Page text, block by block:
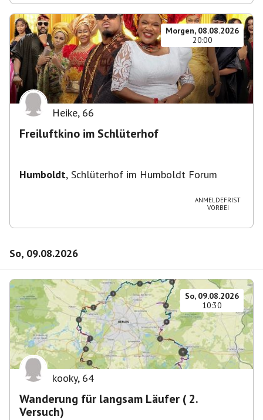
Morgen, 08.08.2026
20:00
Heike, 66
Freiluftkino im Schlüterhof
Humboldt, Schlüterhof im Humboldt Forum
ANMELDEFRIST
VORBEI
So, 09.08.2026
So, 09.08.2026
10:30
kooky, 64
Wanderung für langsam Läufer ( 2.
Versuch)